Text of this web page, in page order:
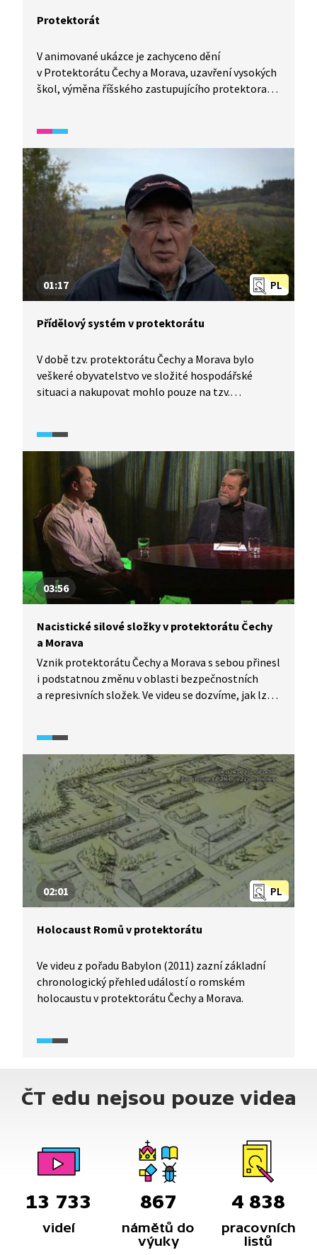
Protektorát
V animované ukázce je zachyceno dění
v Protektorátu Čechy a Morava, uzavření vysokých
škol, výměna říšského zastupujícího protektora,
PL
01:17
Přídělový systém v protektorátu
V době tzv. protektorátu Čechy a Morava bylo
veškeré obyvatelstvo ve složité hospodářské
situaci a nakupovat mohlo pouze na tzv.
Z toho důvodu začali lidé pěstovat a chovat, co se
03:56
Nacistické silové složky v protektorátu Čechy
a Morava
Vznik protektorátu Čechy a Morava s sebou přinesl
i podstatnou změnu v oblasti bezpečnostních
a represivních složek. Ve videu se dozvíme, jak lze
činnosti byly jednotlivé složky spjaty nebo jaké
postavení mělo v rámci nacistického aparátu
české četnictvo a jakou roli hrálo v rámci
Pražského povstání.
PL
02:01
Holocaust Romů v protektorátu
Ve videu z pořadu Babylon (2011) zazní základní
chronologický přehled událostí o romském
holocaustu v protektorátu Čechy a Morava.
ČT edu nejsou pouze videa
13 733
videí
867
námětů do
výuky
4 838
pracovních
listů